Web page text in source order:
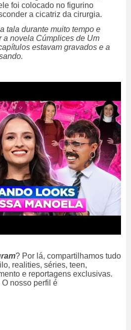
foi colocado no figurino
a cicatriz da cirurgia.
tala durante muito tempo e
a novela Cúmplices de Um
estavam gravados e a
? Por lá, compartilhamos tudo
realities, séries, teen,
e reportagens exclusivas.
nosso perfil é